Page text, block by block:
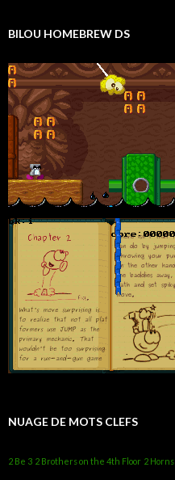
BILOU HOMEBREW DS
NUAGE DE MOTS CLEFS
2 Be 3 2 Brothers on the 4th Floor 2 Horns